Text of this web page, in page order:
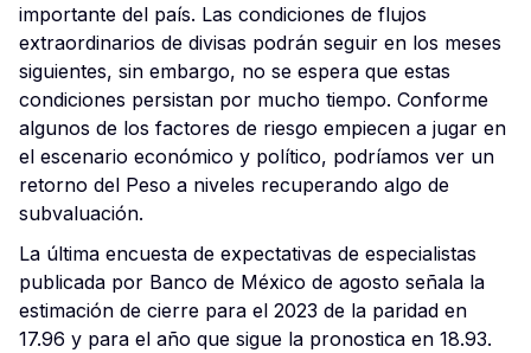
importante del país. Las condiciones de flujos
extraordinarios de divisas podrán seguir en los meses
siguientes, sin embargo, no se espera que estas
condiciones persistan por mucho tiempo. Conforme
algunos de los factores de riesgo empiecen a jugar en
el escenario económico y político, podríamos ver un
retorno del Peso a niveles recuperando algo de
subvaluación.
La última encuesta de expectativas de especialistas
publicada por Banco de México de agosto señala la
estimación de cierre para el 2023 de la paridad en
17.96 y para el año que sigue la pronostica en 18.93.